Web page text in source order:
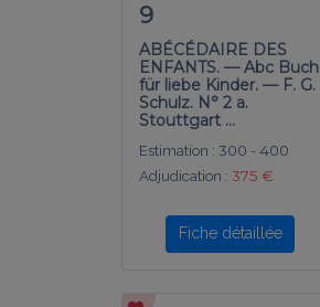
9
ABÉCÉDAIRE DES
ENFANTS. — Abc Buch
für liebe Kinder. — F. G.
Schulz. N° 2 a.
Stouttgart …
Estimation : 300 - 400
Adjudication : 375 €
Fiche détaillée